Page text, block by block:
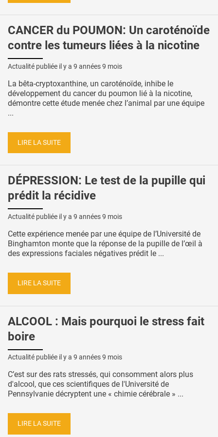
CANCER du POUMON: Un caroténoïde
contre les tumeurs liées à la nicotine
Actualité publiée il y a 9 années 9 mois
La bêta-cryptoxanthine, un caroténoïde, inhibe le
développement du cancer du poumon lié à la nicotine,
démontre cette étude menée chez l’animal par une équipe
...
LIRE LA SUITE
DÉPRESSION: Le test de la pupille qui
prédit la récidive
Actualité publiée il y a 9 années 9 mois
Cette expérience menée par une équipe de l’Université de
Binghamton monte que la réponse de la pupille de l’œil à
des expressions faciales négatives prédit le ...
LIRE LA SUITE
ALCOOL : Mais pourquoi le stress fait
boire
Actualité publiée il y a 9 années 9 mois
C’est sur des rats stressés, qui consomment alors plus
d'alcool, que ces scientifiques de l'Université de
Pennsylvanie décryptent une « chimie cérébrale » ...
LIRE LA SUITE